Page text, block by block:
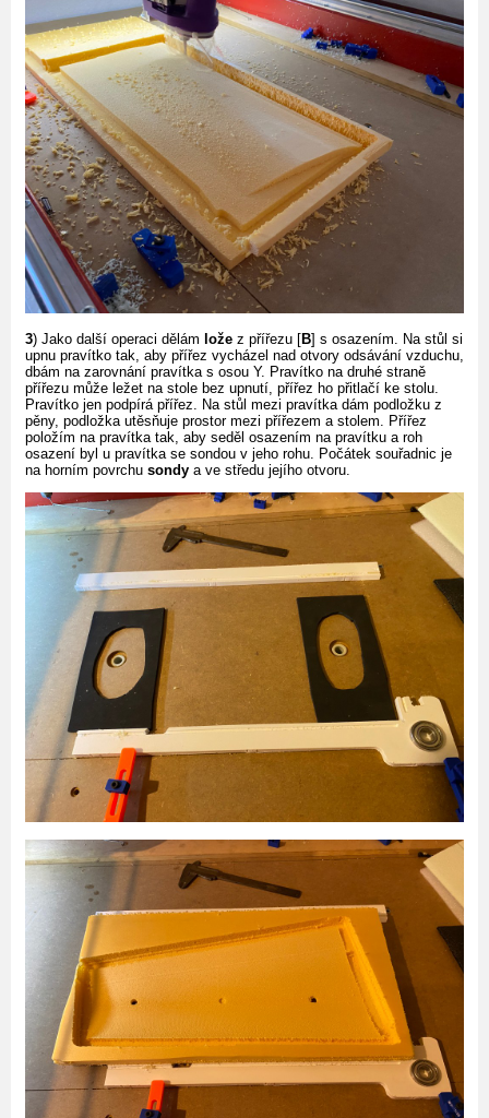
3) Jako další operaci dělám lože z přířezu [B] s osazením. Na stůl si
upnu pravítko tak, aby přířez vycházel nad otvory odsávání vzduchu,
dbám na zarovnání pravítka s osou Y. Pravítko na druhé straně
přířezu může ležet na stole bez upnutí, přířez ho přitlačí ke stolu.
Pravítko jen podpírá přířez. Na stůl mezi pravítka dám podložku z
pěny, podložka utěsňuje prostor mezi přířezem a stolem. Přířez
položím na pravítka tak, aby seděl osazením na pravítku a roh
osazení byl u pravítka se sondou v jeho rohu. Počátek souřadnic je
na horním povrchu sondy a ve středu jejího otvoru.